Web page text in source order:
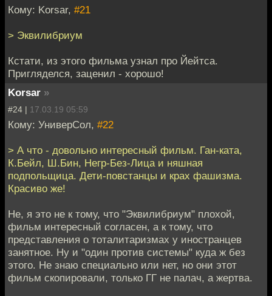
Кому: Korsar, #21
> Эквилибриум
Кстати, из этого фильма узнал про Йейтса.
Пригляделся, заценил - хорошо!
Korsar »
#24 | 17.03.19 05:59
Кому: УниверСол, #22
> А что - довольно интересный фильм. Ган-ката,
К.Бейл, Ш.Бин, Негр-Без-Лица и няшная
подпольщица. Дети-повстанцы и крах фашизма.
Красиво же!
Не, я это не к тому, что "Эквилибриум" плохой,
фильм интересный согласен, а к тому, что
представления о тоталитаризмах у иностранцев
занятное. Ну и "один против системы" куда ж без
этого. Не знаю специально или нет, но они этот
фильм скопировали, только ГГ не палач, а жертва.